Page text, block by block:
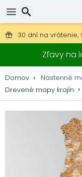
Poštovné zdarma
30 dní na
Originálny
Zľavy na
Domov
Nástenné
Drevené mapy krajín
Hľadať